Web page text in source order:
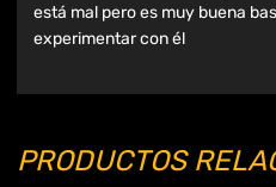
está mal pero es muy buena
experimentar con él
PRODUCTOS